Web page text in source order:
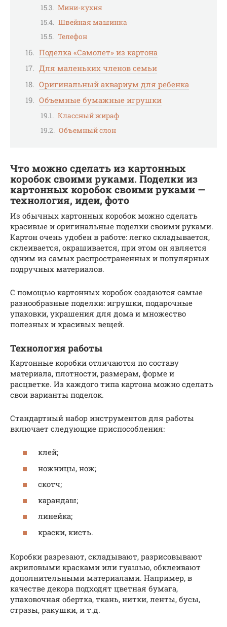
Мини-кухня
Швейная машинка
Телефон
Поделка «Самолет» из картона
Для маленьких членов семьи
Оригинальный аквариум для ребенка
Объемные бумажные игрушки
Классный жираф
Объемный слон
Что можно сделать из картонных
коробок своими руками. Поделки из
картонных коробок своими руками —
технология, идеи, фото
Из обычных картонных коробок можно сделать
красивые и оригинальные поделки своими руками.
Картон очень удобен в работе: легко складывается,
склеивается, окрашивается, при этом он является
одним из самых распространенных и популярных
подручных материалов.
С помощью картонных коробок создаются самые
разнообразные поделки: игрушки, подарочные
упаковки, украшения для дома и множество
полезных и красивых вещей.
Технология работы
Картонные коробки отличаются по составу
материала, плотности, размерам, форме и
расцветке. Из каждого типа картона можно сделать
свои варианты поделок.
Стандартный набор инструментов для работы
включает следующие приспособления:
клей;
ножницы, нож;
скотч;
карандаш;
линейка;
краски, кисть.
Коробки разрезают, складывают, разрисовывают
акриловыми красками или гуашью, обклеивают
дополнительными материалами. Например, в
качестве декора подходят цветная бумага,
упаковочная обертка, ткань, нитки, ленты, бусы,
стразы, ракушки, и т.д.